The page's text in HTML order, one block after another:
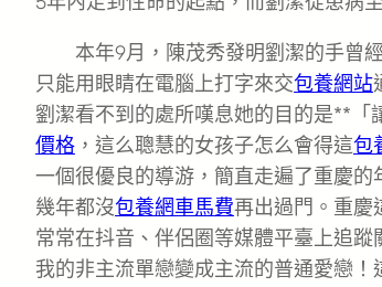
本年9月，陳茂秀發明劉潔的手曾
只能用眼睛在電腦上打字來交包養網站
劉潔看不到的處所嘆息她的目的是**「
價格 ，這么聰慧的女孩子怎么會得這包
一個很優良的導游，簡直走遍了重慶的
幾年都沒包養網車馬費再出過門。重慶
常常在抖音、伴侶圈等媒體平臺上追
我的非主流單戀變成主流的普通愛戀